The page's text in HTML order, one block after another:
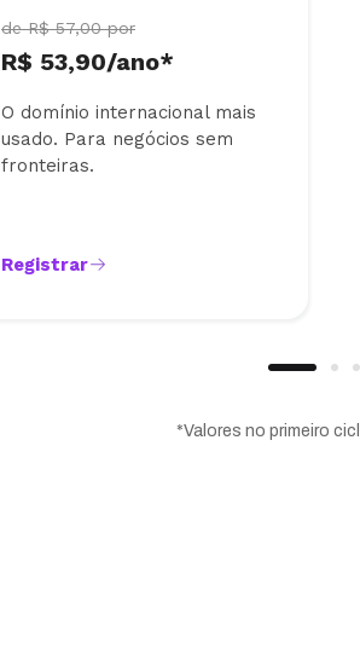
de R$ 57,00 por
R$ 53,90/ano*
O domínio internacional mais
usado. Para negócios sem
fronteiras.
Registrar
*Valores no primeiro